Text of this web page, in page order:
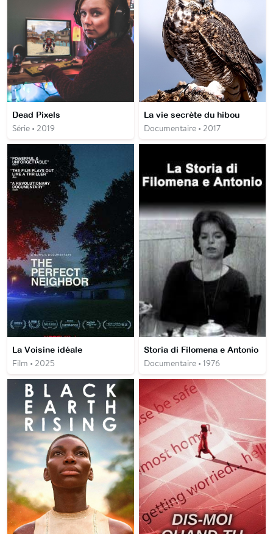
Dead Pixels
Série • 2019
La vie secrète du hibou
Documentaire • 2017
La Voisine idéale
Film • 2025
Storia di Filomena e Antonio
Documentaire • 1976